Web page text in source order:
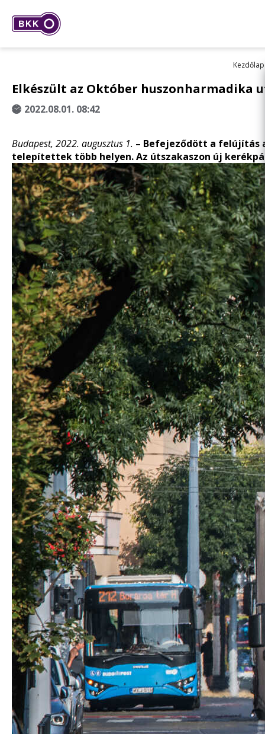
Kezdőlap
Elkészült az Október huszonharmadika
2022.08.01. 08:42
Budapest, 2022. augusztus 1. – Befejeződött a felújítás
telepítettek több helyen. Az útszakaszon új